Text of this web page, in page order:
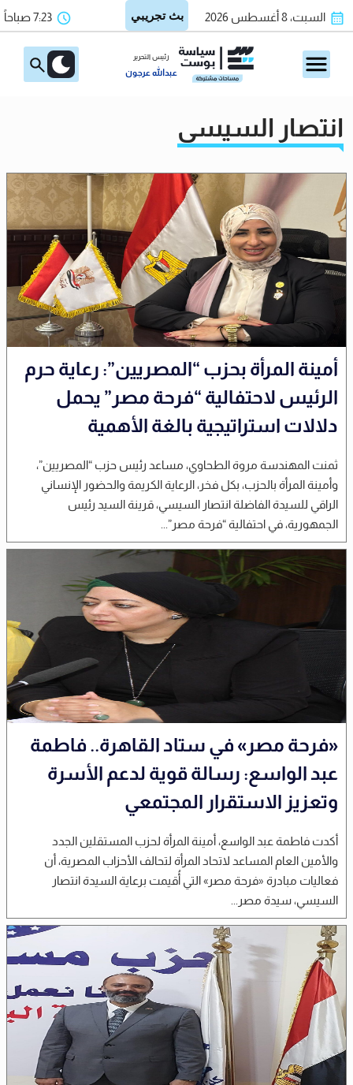
السبت، 8 أغسطس 2026 7:23 صباحاً
رئيس التحرير
عبدالله عرجون
انتصار السيسي
أمينة المرأة بحزب “المصريين”: رعاية حرم
الرئيس لاحتفالية “فرحة مصر” يحمل
دلالات استراتيجية بالغة الأهمية
ثمنت المهندسة مروة الطحاوي، مساعد رئيس حزب “المصريين”،
وأمينة المرأة بالحزب، بكل فخر، الرعاية الكريمة والحضور الإنساني
الراقي للسيدة الفاضلة انتصار السيسي، قرينة السيد رئيس
الجمهورية، في احتفالية “فرحة مصر”...
«فرحة مصر» في ستاد القاهرة.. فاطمة
عبد الواسع: رسالة قوية لدعم الأسرة
وتعزيز الاستقرار المجتمعي
أكدت فاطمة عبد الواسع، أمينة المرأة لحزب المستقلين الجدد
والأمين العام المساعد لاتحاد المرأة لتحالف الأحزاب المصرية، أن
فعاليات مبادرة «فرحة مصر» التي أُقيمت برعاية السيدة انتصار
السيسي، سيدة مصر...